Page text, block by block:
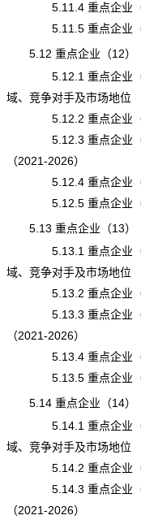
5.11.4 重点企业（11
5.11.5 重点企业（
5.12 重点企业（12）
5.12.1 重点企业（12
域、竞争对手及市场地位
5.12.2 重点企业（12
5.12.3 重点企业（12
（2021-2026）
5.12.4 重点企业（12
5.12.5 重点企业（
5.13 重点企业（13）
5.13.1 重点企业（13
域、竞争对手及市场地位
5.13.2 重点企业（13
5.13.3 重点企业（13
（2021-2026）
5.13.4 重点企业（13
5.13.5 重点企业（
5.14 重点企业（14）
5.14.1 重点企业（14
域、竞争对手及市场地位
5.14.2 重点企业（14
5.14.3 重点企业（14
（2021-2026）